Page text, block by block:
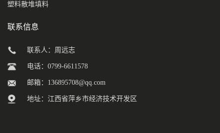
塑料散堆填料
联系信息
联系人：周远志
电话：0799-6611578
邮箱： 136895708@qq.com
地址：江西省萍乡市经济技术开发区